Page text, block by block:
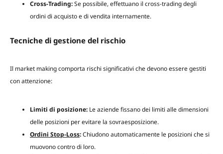
Cross-Trading:Se possibile, effettuano il cross-trading degli
ordini di acquisto e di vendita internamente.
Tecniche di gestione del rischio
Il market making comporta rischi significativi che devono essere gestiti
con attenzione:
Limiti di posizione: Le aziende fissano dei limiti alle dimensioni
delle posizioni per evitare la sovraesposizione.
Ordini Stop-Loss:Chiudono automaticamente le posizioni che si
muovono contro di loro.